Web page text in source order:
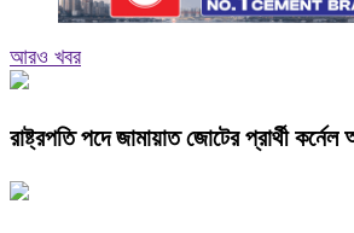
আরও খবর
রাষ্ট্রপতি পদে জামায়াত জোটের প্রার্থী কর্নেল